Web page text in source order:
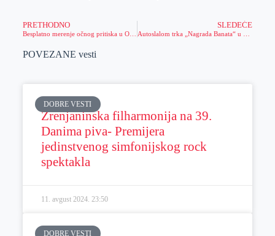
PRETHODNO
Besplatno merenje očnog pritiska u Opštini Nova Crnja
SLEDEĆE
POVEZANE vesti
DOBRE VESTI
Zrenjaninska filharmonija na 39.
Danima piva- Premijera
jedinstvenog simfonijskog rock
spektakla
11. avgust 2024. 23:50
DOBRE VESTI